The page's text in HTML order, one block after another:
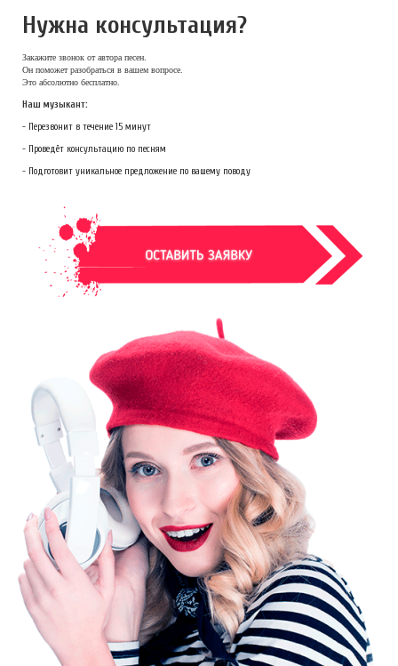
Нужна консультация?
Закажите звонок от автора песен.
Он поможет разобраться в вашем вопросе.
Это абсолютно бесплатно.
Наш музыкант:
- Перезвонит в течение 15 минут
- Проведёт консультацию по песням
- Подготовит уникальное предложение по вашему поводу